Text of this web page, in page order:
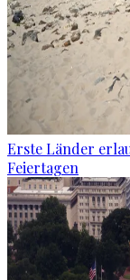
Erste Länder
Feiertagen